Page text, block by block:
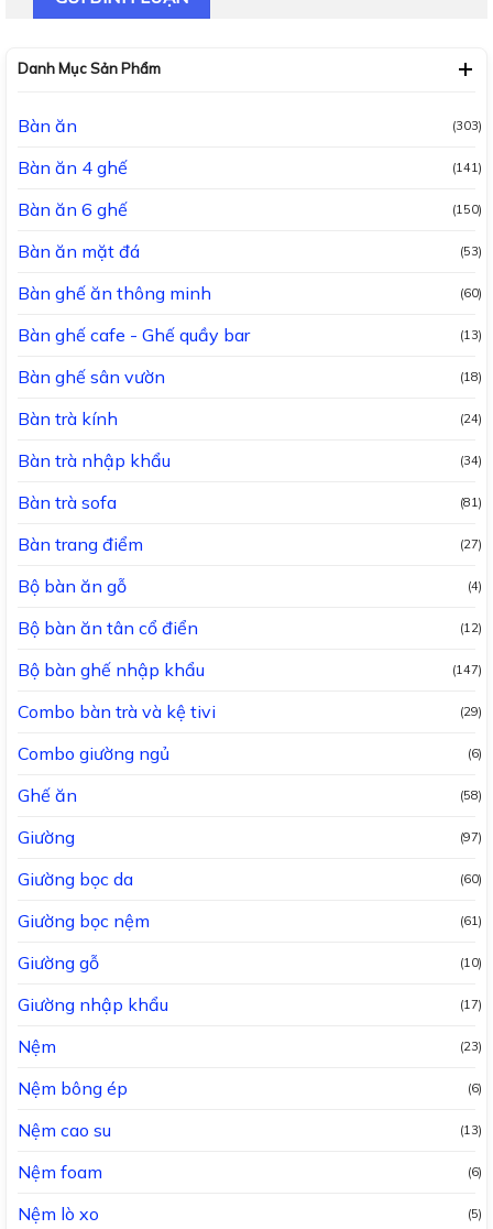
Danh Mục Sản Phẩm
Bàn ăn (303)
Bàn ăn 4 ghế (141)
Bàn ăn 6 ghế (150)
Bàn ăn mặt đá (53)
Bàn ghế ăn thông minh (60)
Bàn ghế cafe - Ghế quầy bar (13)
Bàn ghế sân vườn (18)
Bàn trà kính (24)
Bàn trà nhập khẩu (34)
Bàn trà sofa (81)
Bàn trang điểm (27)
Bộ bàn ăn gỗ (4)
Bộ bàn ăn tân cổ điển (12)
Bộ bàn ghế nhập khẩu (147)
Combo bàn trà và kệ tivi (29)
Combo giường ngủ (6)
Ghế ăn (58)
Giường (97)
Giường bọc da (60)
Giường bọc nệm (61)
Giường gỗ (10)
Giường nhập khẩu (17)
Nệm (23)
Nệm bông ép (6)
Nệm cao su (13)
Nệm foam (6)
Nệm lò xo (5)